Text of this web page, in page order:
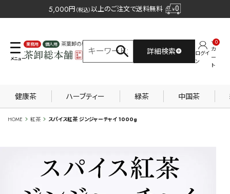
5,000円 （税込）以上のご注文で送料無料
業務用 個人用
茶葉卸の専門サイト
詳細検索
ログイ
ン
カ
ー
ト
0
健康茶 ハーブティー 緑茶 中国茶
HOME 紅茶 スパイス紅茶 ジンジャーチャイ 1000g